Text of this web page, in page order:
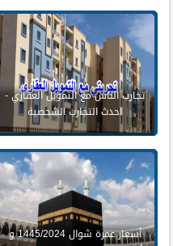
تجارب الناس مع التمويل العقاري -
احدث التجارب الشخصية
أسعار عمرة شوال 1445/2024 و